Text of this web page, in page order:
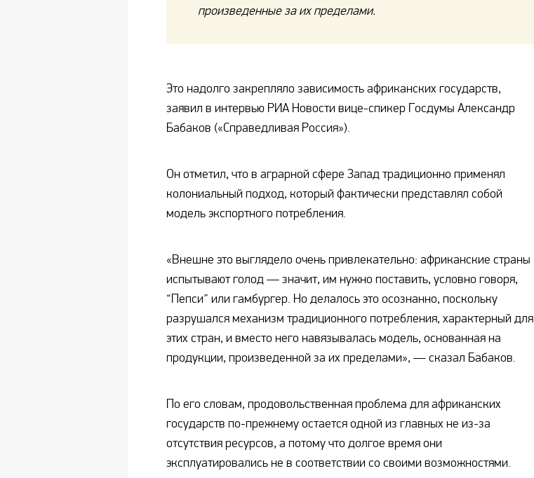
произведенные за их пределами.
Это надолго закрепляло зависимость африканских государств,
заявил в интервью РИА Новости вице-спикер Госдумы Александр
Бабаков («Справедливая Россия»).
Он отметил, что в аграрной сфере Запад традиционно применял
колониальный подход, который фактически представлял собой
модель экспортного потребления.
«Внешне это выглядело очень привлекательно: африканские страны
испытывают голод — значит, им нужно поставить, условно говоря,
“Пепси” или гамбургер. Но делалось это осознанно, поскольку
разрушался механизм традиционного потребления, характерный для
этих стран, и вместо него навязывалась модель, основанная на
продукции, произведенной за их пределами», — сказал Бабаков.
По его словам, продовольственная проблема для африканских
государств по-прежнему остается одной из главных не из-за
отсутствия ресурсов, а потому что долгое время они
эксплуатировались не в соответствии со своими возможностями.